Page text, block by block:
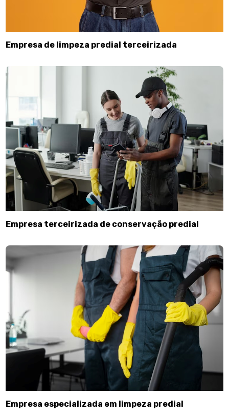
Empresa de limpeza predial terceirizada
Empresa terceirizada de conservação predial
Empresa especializada em limpeza predial